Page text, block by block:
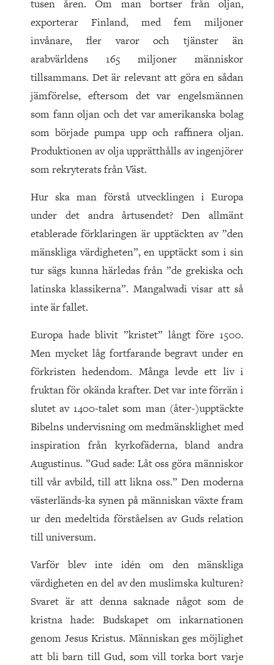
tusen åren. Om man bortser från oljan,
exporterar Finland, med fem miljoner
invånare, fler varor och tjänster än
arabvärldens 165 miljoner människor
tillsammans. Det är relevant att göra en sådan
jämförelse, eftersom det var engelsmännen
som fann oljan och det var amerikanska bolag
som började pumpa upp och raffinera oljan.
Produktionen av olja upprätthålls av ingenjörer
som rekryterats från Väst.
Hur ska man förstå utvecklingen i Europa
under det andra årtusendet? Den allmänt
etablerade förklaringen är upptäckten av ”den
mänskliga värdigheten”, en upptäckt som i sin
tur sägs kunna härledas från ”de grekiska och
latinska klassikerna”. Mangalwadi visar att så
inte är fallet.
Europa hade blivit ”kristet” långt före 1500.
Men mycket låg fortfarande begravt under en
förkristen hedendom. Många levde ett liv i
fruktan för okända krafter. Det var inte förrän i
slutet av 1400-talet som man (åter-)upptäckte
Bibelns undervisning om medmänsklighet med
inspiration från kyrkofäderna, bland andra
Augustinus. ”Gud sade: Låt oss göra människor
till vår avbild, till att likna oss.” Den moderna
västerländs-ka synen på människan växte fram
ur den medeltida förståelsen av Guds relation
till universum.
Varför blev inte idén om den mänskliga
värdigheten en del av den muslimska kulturen?
Svaret är att denna saknade något som de
kristna hade: Budskapet om inkarnationen
genom Jesus Kristus. Människan ges möjlighet
att bli barn till Gud, som vill torka bort varje